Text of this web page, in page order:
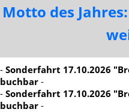
Motto des
- Sonderfahrt 17.10.2026
buchbar -
- Sonderfahrt 17.10.2026
buchbar -